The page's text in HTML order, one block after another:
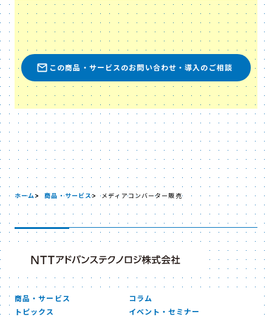
この商品・サービスのお問い合わせ・導入のご相談
ホーム 商品・サービス メディアコンバーター販売
商品・サービス
コラム
トピックス
イベント・セミナー